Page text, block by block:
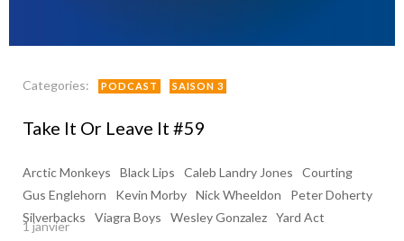
Categories: PODCAST SAISON 3
Take It Or Leave It #59
Arctic Monkeys Black Lips Caleb Landry Jones
Courting
Gus Englehorn
Kevin Morby Nick Wheeldon
Peter Doherty
Silverbacks
Viagra Boys Wesley Gonzalez Yard Act
1 janvier